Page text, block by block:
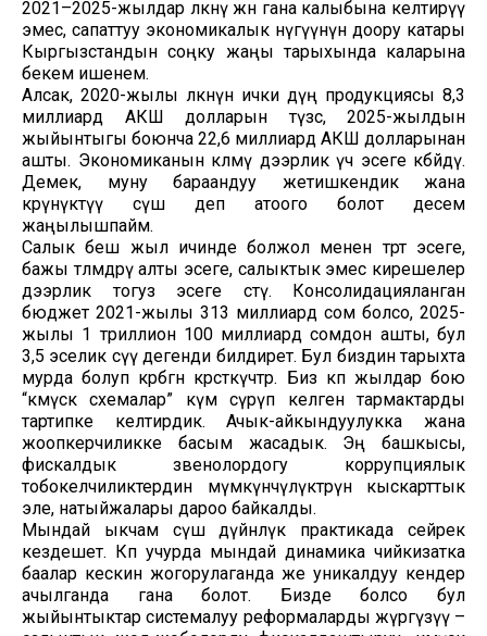
2021–2025-жылдар өлкөнү жөн гана калыбына келтирүү
эмес, сапаттуу экономикалык өнүгүүнүн доору катары
Кыргызстандын соңку жаңы тарыхында каларына
бекем ишенем.
Алсак, 2020-жылы өлкөнүн ички дүң продукциясы 8,3
миллиард АКШ долларын түзсө, 2025-жылдын
жыйынтыгы боюнча 22,6 миллиард АКШ долларынан
ашты. Экономиканын көлөмү дээрлик үч эсеге көбөйдү.
Демек, муну бараандуу жетишкендик жана
көрүнүктүү өсүш деп атоого болот десем
жаңылышпайм.
Салык беш жыл ичинде болжол менен төрт эсеге,
бажы төлөмдөрү алты эсеге, салыктык эмес кирешелер
дээрлик тогуз эсеге өстү. Консолидацияланган
бюджет 2021-жылы 313 миллиард сом болсо, 2025-
жылы 1 триллион 100 миллиард сомдон ашты, бул
3,5 эселик өсүү дегенди билдирет. Бул биздин тарыхта
мурда болуп көрбөгөн көрсөткүчтөр. Биз көп жылдар бою
“көмүскө схемалар” өкүм сүрүп келген тармактарды
тартипке келтирдик. Ачык-айкындуулукка жана
жоопкерчиликке басым жасадык. Эң башкысы,
фискалдык звенолордогу коррупциялык
тобокелчиликтердин мүмкүнчүлүктөрүн кыскарттык
эле, натыйжалары дароо байкалды.
Мындай ыкчам өсүш дүйнөлүк практикада сейрек
кездешет. Көп учурда мындай динамика чийкизатка
баалар кескин жогорулаганда же уникалдуу кендер
ачылганда гана болот. Бизде болсо бул
жыйынтыктар системалуу реформаларды жүргүзүү –